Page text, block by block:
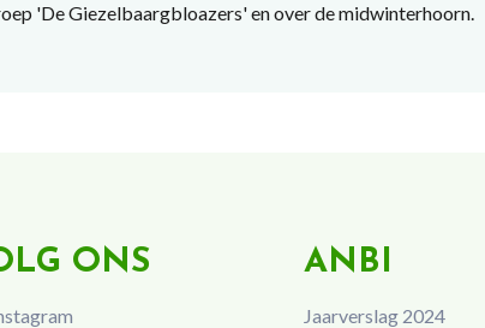
'De Giezelbaargbloazers' en over de midwinterhoorn.
ONS ANBI
Jaarverslag 2024